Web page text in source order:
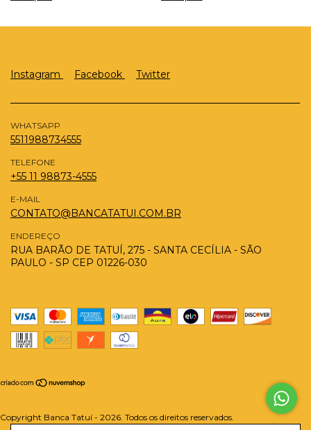
Instagram Facebook Twitter
WHATSAPP
5511988734555
TELEFONE
+55 11 98873-4555
E-MAIL
CONTATO@BANCATATUI.COM.BR
ENDEREÇO
RUA BARÃO DE TATUÍ, 275 - SANTA CECÍLIA - SÃO
PAULO - SP CEP 01226-030
Copyright Banca Tatuí - 2026. Todos os direitos reservados.